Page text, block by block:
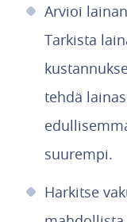
Arvioi
Tarkista
tehdä
suurempi.
Harkitse